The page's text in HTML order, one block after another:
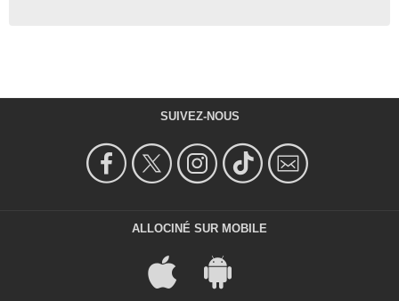
SUIVEZ-NOUS
ALLOCINÉ SUR MOBILE